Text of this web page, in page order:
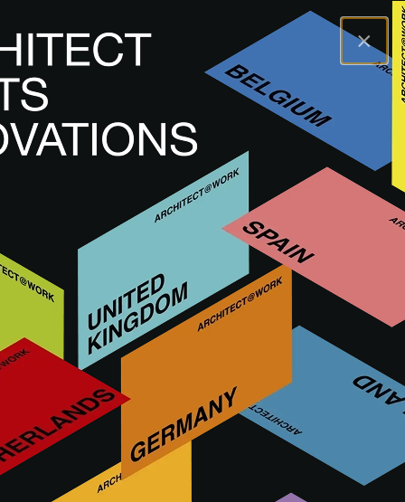
×
A@WX Marcas TECSOLED
TECSOLED
A Tecsoled é uma empresa espanhola especializada em
soluções de iluminação que combinam design, inovação e
eficiência. Com sede em A Coruña, oferece produtos de alta